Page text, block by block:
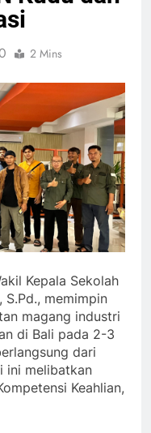
2 Mins
Kepala Sekolah
S.Pd., memimpin
magang industri
di Bali pada 2-3
dari
ini melibatkan
Keahlian,